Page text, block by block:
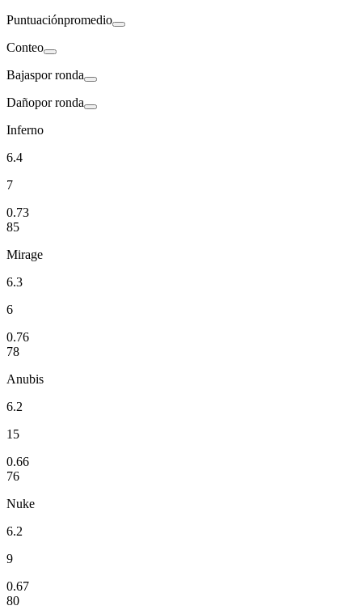
Puntuaciónpromedio
Conteo
Bajaspor ronda
Dañopor ronda
Inferno
6.4
7
0.73
85
Mirage
6.3
6
0.76
78
Anubis
6.2
15
0.66
76
Nuke
6.2
9
0.67
80